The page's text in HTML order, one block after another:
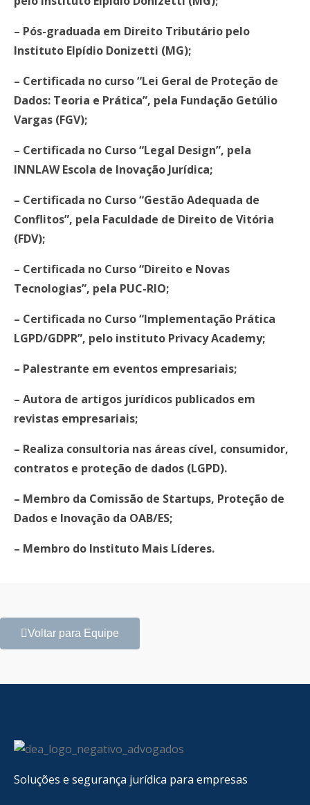
– Pós-graduada em Direito Tributário pelo
Instituto Elpídio Donizetti (MG);
– Certificada no curso “Lei Geral de Proteção de
Dados: Teoria e Prática”, pela Fundação Getúlio
Vargas (FGV);
– Certificada no Curso “Legal Design”, pela
INNLAW Escola de Inovação Jurídica;
– Certificada no Curso “Gestão Adequada de
Conflitos”, pela Faculdade de Direito de Vitória
(FDV);
– Certificada no Curso “Direito e Novas
Tecnologias”, pela PUC-RIO;
– Certificada no Curso “Implementação Prática
LGPD/GDPR”, pelo instituto Privacy Academy;
– Palestrante em eventos empresariais;
– Autora de artigos jurídicos publicados em
revistas empresariais;
– Realiza consultoria nas áreas cível, consumidor,
contratos e proteção de dados (LGPD).
– Membro da Comissão de Startups, Proteção de
Dados e Inovação da OAB/ES;
– Membro do Instituto Mais Líderes.
Voltar para Equipe
Soluções e segurança jurídica para empresas